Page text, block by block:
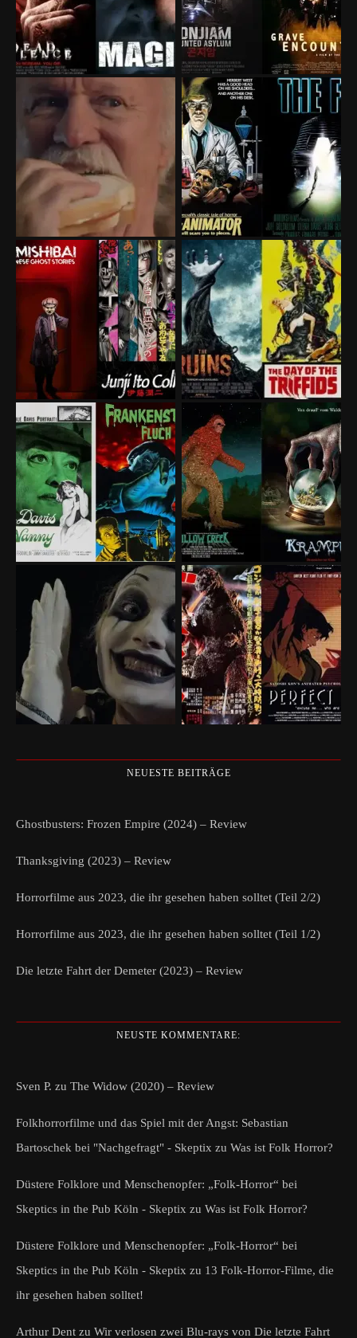
NEUESTE BEITRÄGE
Ghostbusters: Frozen Empire (2024) – Review
Thanksgiving (2023) – Review
Horrorfilme aus 2023, die ihr gesehen haben solltet (Teil 2/2)
Horrorfilme aus 2023, die ihr gesehen haben solltet (Teil 1/2)
Die letzte Fahrt der Demeter (2023) – Review
NEUSTE KOMMENTARE:
Sven P. zu The Widow (2020) – Review
Folkhorrorfilme und das Spiel mit der Angst: Sebastian
Bartoschek bei "Nachgefragt" - Skeptix zu Was ist Folk Horror?
Düstere Folklore und Menschenopfer: „Folk-Horror“ bei
Skeptics in the Pub Köln - Skeptix zu Was ist Folk Horror?
Düstere Folklore und Menschenopfer: „Folk-Horror“ bei
Skeptics in the Pub Köln - Skeptix zu 13 Folk-Horror-Filme, die
ihr gesehen haben solltet!
Arthur Dent zu Wir verlosen zwei Blu-rays von Die letzte Fahrt